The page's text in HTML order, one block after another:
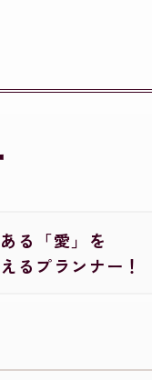
る「愛」を
るプランナー！